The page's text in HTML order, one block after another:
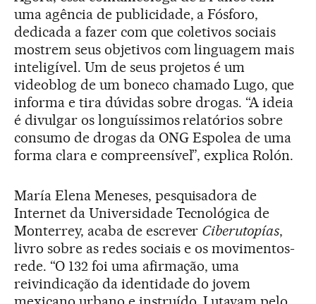
uma agência de publicidade, a Fósforo,
dedicada a fazer com que coletivos sociais
mostrem seus objetivos com linguagem mais
inteligível. Um de seus projetos é um
videoblog de um boneco chamado Lugo, que
informa e tira dúvidas sobre drogas. “A ideia
é divulgar os longuíssimos relatórios sobre
consumo de drogas da ONG Espolea de uma
forma clara e compreensível”, explica Rolón.
María Elena Meneses, pesquisadora de
Internet da Universidade Tecnológica de
Monterrey, acaba de escrever Ciberutopías,
livro sobre as redes sociais e os movimentos-
rede. “O 132 foi uma afirmação, uma
reivindicação da identidade do jovem